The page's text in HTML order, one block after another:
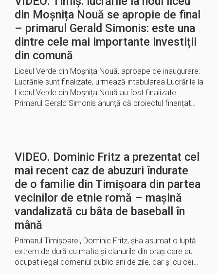
din Moșnița Nouă se apropie de final
– primarul Gerald Simonis: este una
dintre cele mai importante investiții
din comună
Liceul Verde din Moșnița Nouă, aproape de inaugurare.
Lucrările sunt finalizate, urmează intabularea Lucrările la
Liceul Verde din Moșnița Nouă au fost finalizate.
Primarul Gerald Simonis anunță că proiectul finanțat…
VIDEO. Dominic Fritz a prezentat cel
mai recent caz de abuzuri îndurate
de o familie din Timișoara din partea
vecinilor de etnie romă – mașină
vandalizată cu bâta de baseball în
mână
Primarul Timișoarei, Dominic Fritz, și-a asumat o luptă
extrem de dură cu mafia și clanurile din oraș care au
ocupat ilegal domeniul public ani de zile, dar și cu cei…